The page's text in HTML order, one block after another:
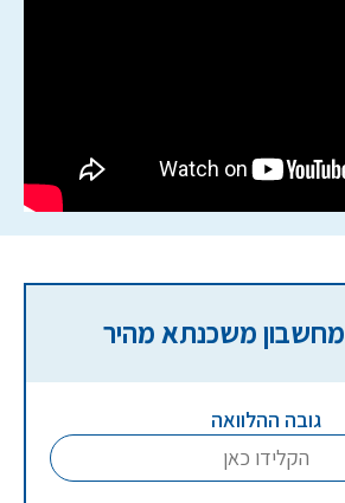
מחשבון משכנתא מהיר
גובה ההלוואה